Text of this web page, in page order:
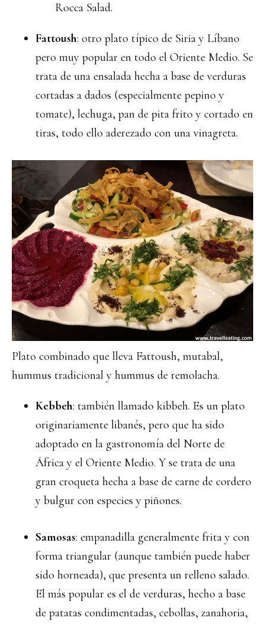
Rocca Salad.
Fattoush: otro plato típico de Siria y Líbano
pero muy popular en todo el Oriente Medio. Se
trata de una ensalada hecha a base de verduras
cortadas a dados (especialmente pepino y
tomate), lechuga, pan de pita frito y cortado en
tiras, todo ello aderezado con una vinagreta.
Plato combinado que lleva Fattoush, mutabal,
hummus tradicional y hummus de remolacha.
Kebbeh: también llamado kibbeh. Es un plato
originariamente libanés, pero que ha sido
adoptado en la gastronomía del Norte de
África y el Oriente Medio. Y se trata de una
gran croqueta hecha a base de carne de cordero
y bulgur con especies y piñones.
Samosas: empanadilla generalmente frita y con
forma triangular (aunque también puede haber
sido horneada), que presenta un relleno salado.
El más popular es el de verduras, hecho a base
de patatas condimentadas, cebollas, zanahoria,